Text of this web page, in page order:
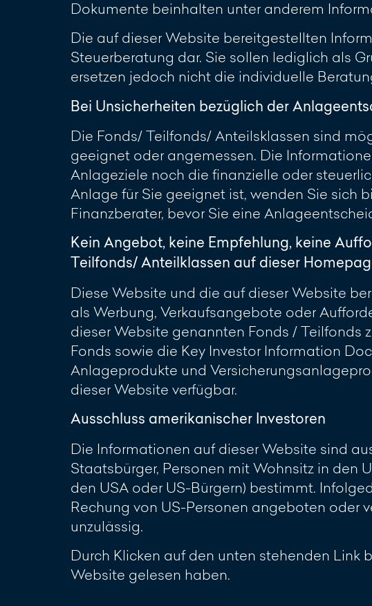
Dokumente beinhalten unter anderem
Die auf dieser Website bereitgestellten
Steuerberatung dar. Sie sollen lediglich als
ersetzen jedoch nicht die individuelle
Bei Unsicherheiten bezüglich der
Die Fonds/ Teilfonds/ Anteilsklassen sind
geeignet oder angemessen. Die
Anlageziele noch die finanzielle oder
Anlage für Sie geeignet ist, wenden Sie sich
Finanzberater, bevor Sie eine
Kein Angebot, keine Empfehlung, keine
Teilfonds/ Anteilklassen auf dieser
Diese Website und die auf dieser Website
als Werbung, Verkaufsangebote oder
dieser Website genannten Fonds / Teilfonds
Fonds sowie die Key Investor Information
Anlageprodukte und
dieser Website verfügbar.
Ausschluss amerikanischer Investoren
Die Informationen auf dieser Website sind
Staatsbürger, Personen mit Wohnsitz in den
den USA oder US-Bürgern) bestimmt.
Rechung von US-Personen angeboten oder
unzulässig.
Durch Klicken auf den unten stehenden Link
Website gelesen haben.